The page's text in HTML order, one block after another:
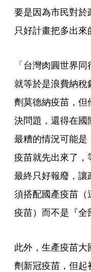
要是因為市民對
只好計畫把多出來
「台灣肉圓世界
就等於是浪費納
劑莫德納疫苗，
決問題，還得在
最糟的情況可能
疫苗就先出來了
最終只好報廢，
須搭配國產疫苗
疫苗）而不是『
此外，生產疫苗大
劑新冠疫苗，但